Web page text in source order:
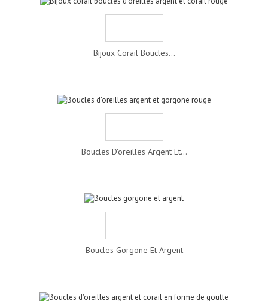
Bijoux Corail Boucles...
Boucles D'oreilles Argent Et...
Boucles Gorgone Et Argent